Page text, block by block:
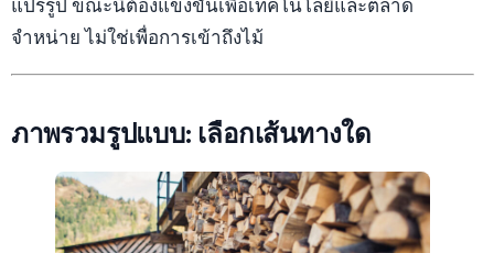
แปรรูป ขณะนี้ต้องแข่งขันเพื่อเทคโนโลยีและตลาด
จำหน่าย ไม่ใช่เพื่อการเข้าถึงไม้
ภาพรวมรูปแบบ: เลือกเส้นทางใด